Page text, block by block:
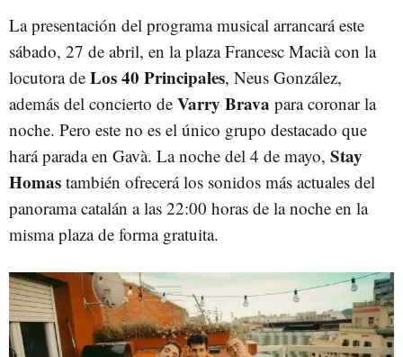
La presentación del programa musical arrancará este
sábado, 27 de abril, en la plaza Francesc Macià con la
locutora de Los 40 Principales, Neus González,
además del concierto de Varry Brava para coronar la
noche. Pero este no es el único grupo destacado que
hará parada en Gavà. La noche del 4 de mayo, Stay
Homas también ofrecerá los sonidos más actuales del
panorama catalán a las 22:00 horas de la noche en la
misma plaza de forma gratuita.